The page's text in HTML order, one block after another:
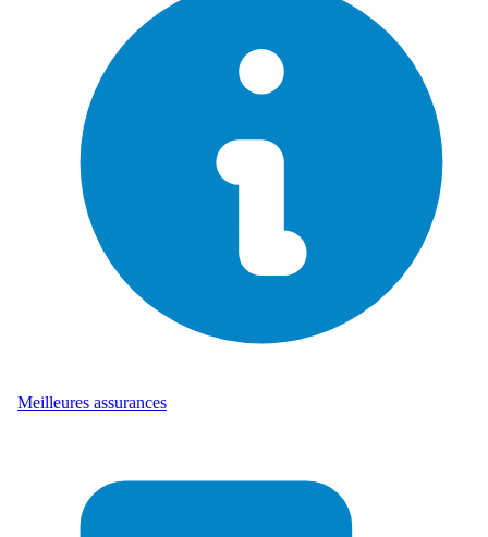
Meilleures assurances